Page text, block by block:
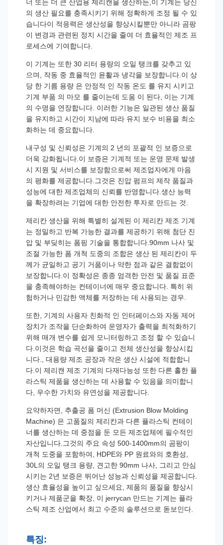
너 또는 더 큰 산업용 제리캔을 생산하든,이 기계는 당신
의 생산 필요를 충족시키기 위해 정확하게 조정 될 수 있
습니다이 적응력은 생산성을 향상시킬뿐만 아니라 곰팡
이 변경과 관련된 정지 시간을 줄여 더 효율적인 제조 프
로세스에 기여합니다.
이 기계는 또한 30 리터 용량의 오일 탱크를 갖추고 있
으며, 작동 중 효율적인 윤활과 냉각을 보장합니다.이 상
당 한 기름 용량 은 안정적 인 작동 온도 를 유지 시키고
기계 부품 의 마모 를 줄이는데 도움 이 된다, 이는 기계
의 수명을 연장합니다. 이러한 기능은 일관된 생산 품질
을 유지하고 시간이 지남에 따라 유지 보수 비용을 최소
화하는 데 중요합니다.
내구성 및 신뢰성은 기계의 2 년의 포괄적 인 보증으로
더욱 강화됩니다.이 보증은 기계적 또는 운영 문제 발생
시 지원 및 서비스를 보장함으로써 제조업자에게 마음
의 평화를 제공합니다.그것은 진압 펌프의 제작 품질과
성능에 대한 제조업체의 신뢰를 반영합니다.생산 능력
을 확장하려는 기업에 대한 안전한 투자로 만드는 것.
제리칸 생산을 위해 특별히 설계된 이 제리칸 제조 기계
는 정밀하고 반복 가능한 결과를 제공하기 위해 첨단 진
압 및 부딪히는 폼핑 기술을 통합합니다.90mm 나사 및
조절 가능한 폼 개척 도중의 조합은 생산 된 제리칸이 두
께가 균일하고 공기 거품이나 약한 점과 같은 결함없이
보장합니다.이 정확성은 종종 엄격한 안전 및 품질 표준
을 충족해야하는 컨테이너에 매우 중요합니다. 특히 위
험하거나 민감한 액체를 저장하는 데 사용되는 경우.
또한, 기계의 사용자 친화적 인 인터페이스와 자동 제어
장치가 조작을 단순화하여 운영자가 출력을 최적화하기
위해 매개 변수를 쉽게 모니터링하고 조정 할 수 있습니
다.이것은 학습 곡선을 줄이고 전체 생산성을 향상시킵
니다., 대용량 제조 공장과 작은 생산 시설에 적합합니
다.이 제리캔 제조 기계의 다재다능성 또한 다른 홀한 플
라스틱 제품을 생산하는 데 사용할 수 있음을 의미합니
다, 우수한 가치와 유연성을 제공합니다.
요약하자면, 추출공 폼 머신 (Extrusion Blow Molding
Machine) 은 고품질의 제리칸과 다른 플라스틱 컨테이
너를 생산하는 데 중점을 둔 모든 제조업체에 필수적인
자산입니다.그것의 주요 속성 500-1400mm의 곰팡이
개척 도중을 포함하여, HDPE와 PP 원료와의 호환성,
30L의 오일 탱크 용량, 견고한 90mm 나사, 그리고 안심
시키는 2년 보증은 뛰어난 성능과 신뢰성을 제공합니다.
생산 효율성을 높이고 싶으세요, 제품의 품질을 향상시
키거나 제품군을 확장, 이 jerrycan 만드는 기계는 플라
스틱 제조 산업에서 최고 수준의 솔루션으로 돋보인다.
특징: